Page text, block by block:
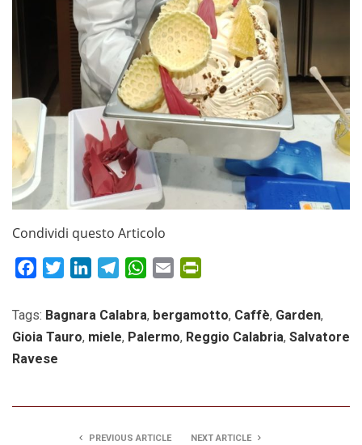
Condividi questo Articolo
FacebookTwitterLinkedInTelegramWhatsApp
Email
Tags: Bagnara Calabra, bergamotto, Caffè, Garden,
Gioia Tauro, miele, Palermo, Reggio Calabria, Salvatore
Ravese
PREVIOUS ARTICLE NEXT ARTICLE